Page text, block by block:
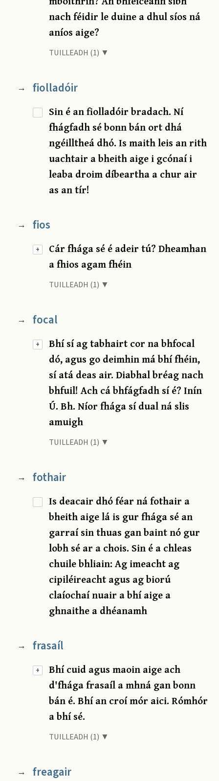
nach féidir le duine a dhul síos ná
aníos aige?
TUILLEADH (1) ▼
→ fiolladóir
Sin é an fiolladóir bradach. Ní
fhágfadh sé bonn bán ort dhá
ngéilltheá dhó. Is maith leis an rith
uachtair a bheith aige i gcónaí i
leaba droim díbeartha a chur air
as an tír!
+
→ fios
Cár fhága sé é adeir tú? Dheamhan
a fhios agam fhéin
TUILLEADH (1) ▼
+
→ focal
Bhí sí ag tabhairt cor na bhfocal
dó, agus go deimhin má bhí fhéin,
sí atá deas air. Diabhal bréag nach
bhfuil! Ach cá bhfágfadh sí é? Inín
Ú. Bh. Níor fhága sí dual ná slis
amuigh
TUILLEADH (1) ▼
→ fothair
Is deacair dhó féar ná fothair a
bheith aige lá is gur fhága sé an
garraí sin thuas gan baint nó gur
lobh sé ar a chois. Sin é a chleas
chuile bhliain: Ag imeacht ag
cipiléireacht agus ag biorú
claíochaí nuair a bhí aige a
ghnaithe a dhéanamh
+
→ frasaíl
Bhí cuid agus maoin aige ach
d'fhága frasaíl a mhná gan bonn
bán é. Bhí an croí mór aici. Rómhór
a bhí sé.
TUILLEADH (1) ▼
→ freagair